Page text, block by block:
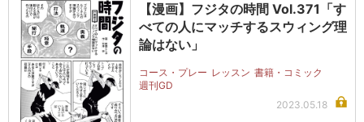
【漫画】フジタの時間 Vol.371「す
べての人にマッチするスウィング理
論はない」
コース・プレー レッスン 書籍・コミック
週刊GD
2023.05.18